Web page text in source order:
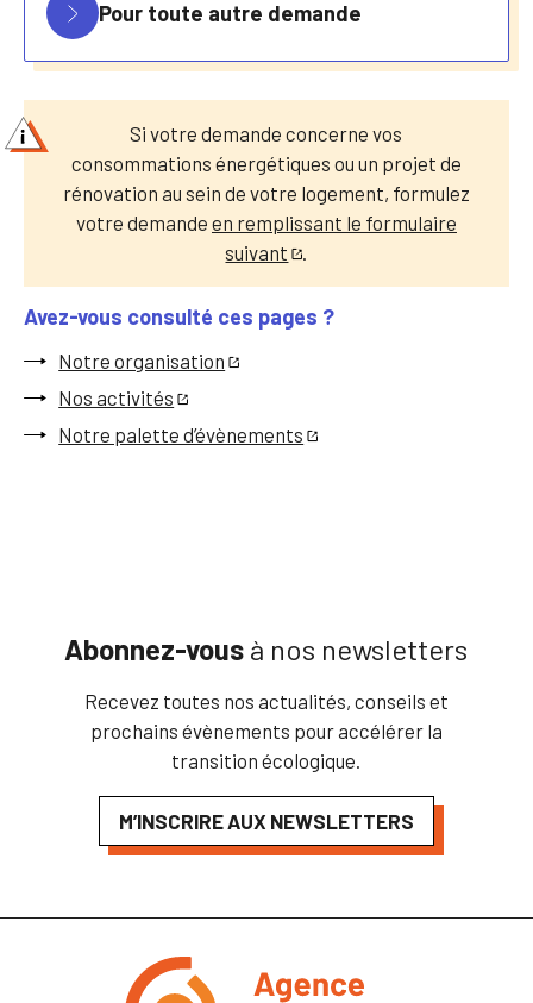
Pour toute autre demande
Si votre demande concerne vos
consommations énergétiques ou un projet de
rénovation au sein de votre logement, formulez
votre demande en remplissant le formulaire
suivant
.
Avez-vous consulté ces pages ?
Notre organisation
Nos activités
Notre palette d’évènements
Abonnez-vous à nos newsletters
Recevez toutes nos actualités, conseils et
prochains évènements pour accélérer la
transition écologique.
M’INSCRIRE AUX NEWSLETTERS